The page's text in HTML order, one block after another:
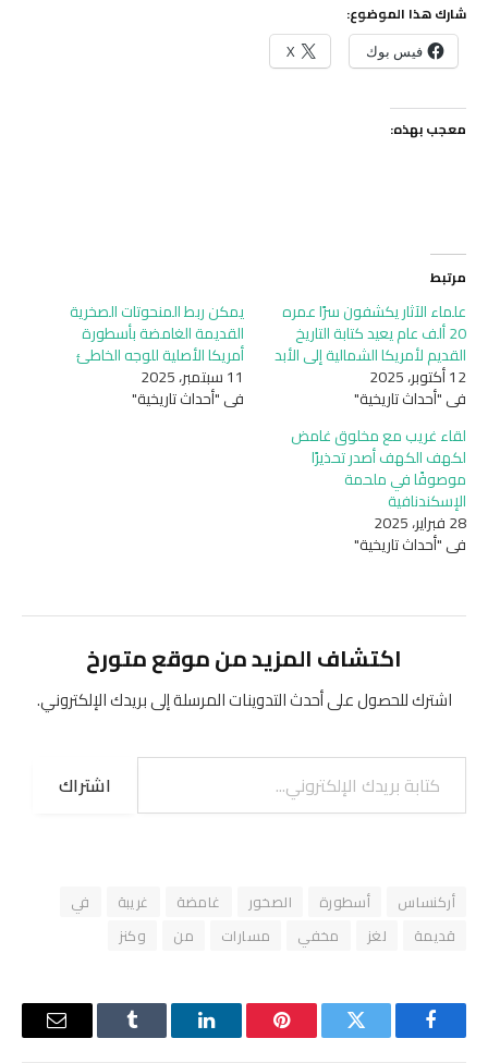
شارك هذا الموضوع:
فيس بوك X
معجب بهذه:
مرتبط
علماء الآثار يكشفون سرًا عمره
20 ألف عام يعيد كتابة التاريخ
القديم لأمريكا الشمالية إلى الأبد
12 أكتوبر، 2025
في "أحداث تاريخية"
يمكن ربط المنحوتات الصخرية
القديمة الغامضة بأسطورة
أمريكا الأصلية للوجه الخاطئ
11 سبتمبر، 2025
في "أحداث تاريخية"
لقاء غريب مع مخلوق غامض
لكهف الكهف أصدر تحذيرًا
موصوفًا في ملحمة
الإسكندنافية
28 فبراير، 2025
في "أحداث تاريخية"
اكتشاف المزيد من موقع متورخ
اشترك للحصول على أحدث التدوينات المرسلة إلى بريدك الإلكتروني.
كتابة بريدك الإلكتروني...
اشتراك
أركنساس أسطورة الصخور غامضة غريبة
في
قديمة
لغز مخفي مسارات من وكنز
فيسبوك تويتر بينتيريستلينكدإن Tumblr
البريد